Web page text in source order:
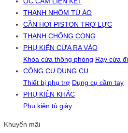
THANH NHÔM TỦ ÁO
CẦN HƠI PISTON TRỢ LỰC
THANH CHỐNG CONG
PHỤ KIỆN CỬA RA VÀO
Khóa cửa thông phòng Ray cửa đi
CÔNG CỤ DỤNG CỤ
Thiết bị phụ trợ Dụng cụ cầm tay
PHỤ KIỆN KHÁC
Phụ kiện tủ giày
Khuyến mãi